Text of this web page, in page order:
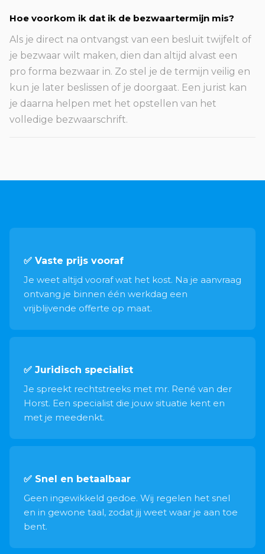
Hoe voorkom ik dat ik de bezwaartermijn mis?
Als je direct na ontvangst van een besluit twijfelt of
je bezwaar wilt maken, dien dan altijd alvast een
pro forma bezwaar in. Zo stel je de termijn veilig en
kun je later beslissen of je doorgaat. Een jurist kan
je daarna helpen met het opstellen van het
volledige bezwaarschrift.
✅ Vaste prijs vooraf
Je weet altijd vooraf wat het kost. Na je aanvraag
ontvang je binnen één werkdag een
vrijblijvende offerte op maat.
✅ Juridisch specialist
Je spreekt rechtstreeks met mr. René van der
Horst. Een specialist die jouw situatie kent en
met je meedenkt.
✅ Snel en betaalbaar
Geen ingewikkeld gedoe. Wij regelen het snel
en in gewone taal, zodat jij weet waar je aan toe
bent.